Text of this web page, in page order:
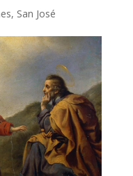
, San José